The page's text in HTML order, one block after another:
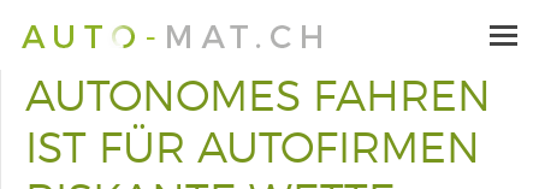
AUTONOMES FAHREN
IST FÜR AUTOFIRMEN